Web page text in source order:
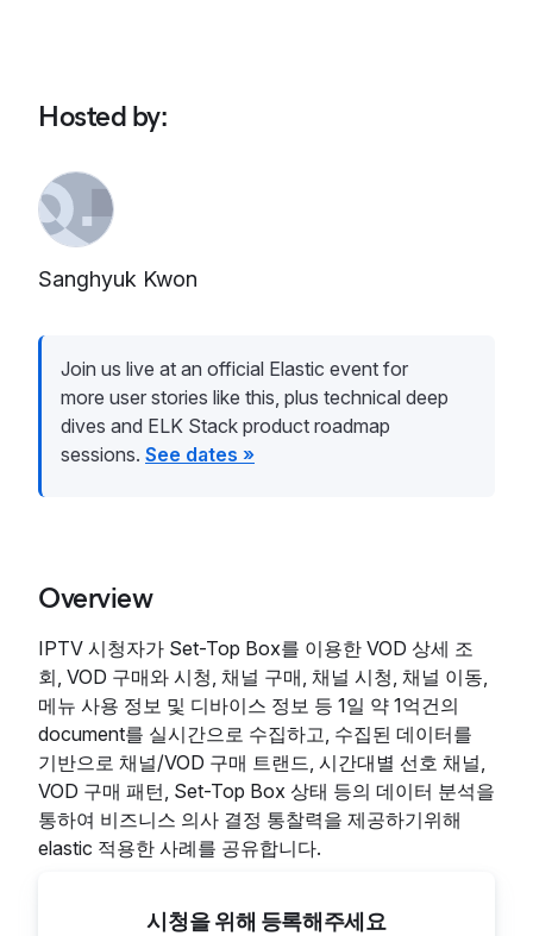
Hosted by:
Sanghyuk Kwon
Join us live at an official Elastic event for
more user stories like this, plus technical deep
dives and ELK Stack product roadmap
sessions. See dates »
Overview
IPTV 시청자가 Set-Top Box를 이용한 VOD 상세 조
회, VOD 구매와 시청, 채널 구매, 채널 시청, 채널 이동,
메뉴 사용 정보 및 디바이스 정보 등 1일 약 1억건의
document를 실시간으로 수집하고, 수집된 데이터를
기반으로 채널/VOD 구매 트랜드, 시간대별 선호 채널,
VOD 구매 패턴, Set-Top Box 상태 등의 데이터 분석을
통하여 비즈니스 의사 결정 통찰력을 제공하기위해
elastic 적용한 사례를 공유합니다.
시청을 위해 등록해주세요